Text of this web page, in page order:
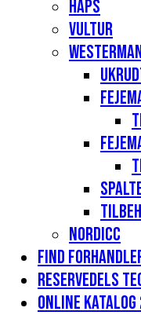
Haps
Vultur
Nordicc
Find
Reservedels
Online katalog